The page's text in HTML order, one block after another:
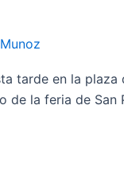
tarde en la
de la feria de San